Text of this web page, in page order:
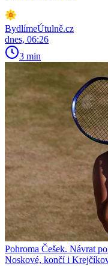
BydlímeÚtulně.cz
dnes, 06:26
3 min
Pohroma Češek. Návrat
Noskové, končí i